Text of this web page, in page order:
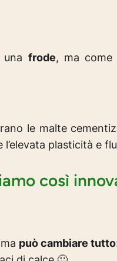
frode, ma come
le malte
plasticità e
così
può cambiare tutto